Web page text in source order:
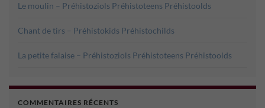
Le moulin – Préhistoziols Préhistoteens Préhistoolds
Chant de tirs – Préhistokids Préhistochilds
La petite falaise – Préhistoziols Préhistoteens Préhistoolds
COMMENTAIRES RÉCENTS